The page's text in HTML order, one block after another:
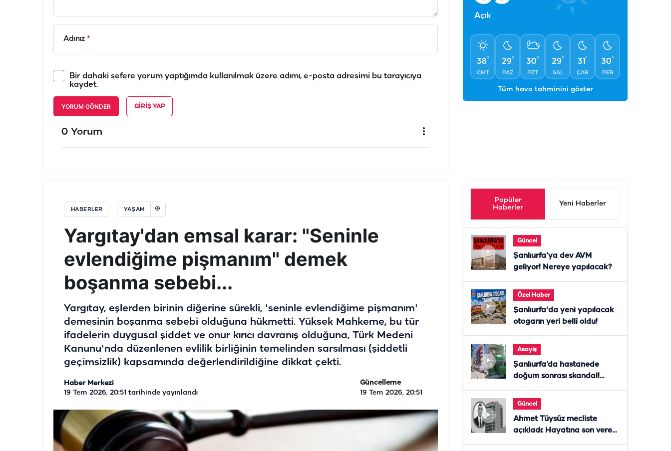
Adınız *
Bir dahaki sefere yorum yaptığımda kullanılmak üzere adımı, e-posta adresimi bu tarayıcıya
kaydet.
YORUM GÖNDER GIRIŞ YAP
0 Yorum
Açık
38°
CMT
29°
PAZ
30°
PZT
29°
SAL
31°
ÇAR
30°
PER
Tüm hava tahminini göster
HABERLER YAŞAM
Yargıtay'dan emsal karar: "Seninle
evlendiğime pişmanım" demek
boşanma sebebi...
Yargıtay, eşlerden birinin diğerine sürekli, 'seninle evlendiğime pişmanım'
demesinin boşanma sebebi olduğuna hükmetti. Yüksek Mahkeme, bu tür
ifadelerin duygusal şiddet ve onur kırıcı davranış olduğuna, Türk Medeni
Kanunu'nda düzenlenen evlilik birliğinin temelinden sarsılması (şiddetli
geçimsizlik) kapsamında değerlendirildiğine dikkat çekti.
Haber Merkezi
19 Tem 2026, 20:51 tarihinde yayınlandı
Güncelleme
19 Tem 2026, 20:51
Popüler
Haberler
Yeni Haberler
Güncel
Şanlıurfa’ya dev AVM
geliyor! Nereye yapılacak?
Özel Haber
Şanlıurfa'da yeni yapılacak
otogarın yeri belli oldu!
Asayiş
Şanlıurfa’da hastanede
doğum sonrası skandal!
Güncel
Ahmet Tüysüz mecliste
açıkladı: Hayatına son veren